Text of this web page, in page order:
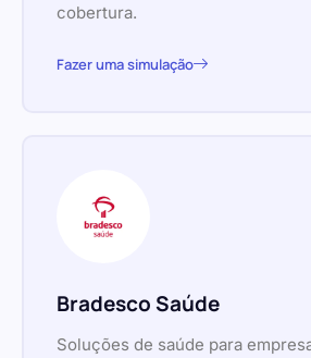
cobertura.
Fazer uma simulação
Bradesco Saúde
Soluções de saúde para